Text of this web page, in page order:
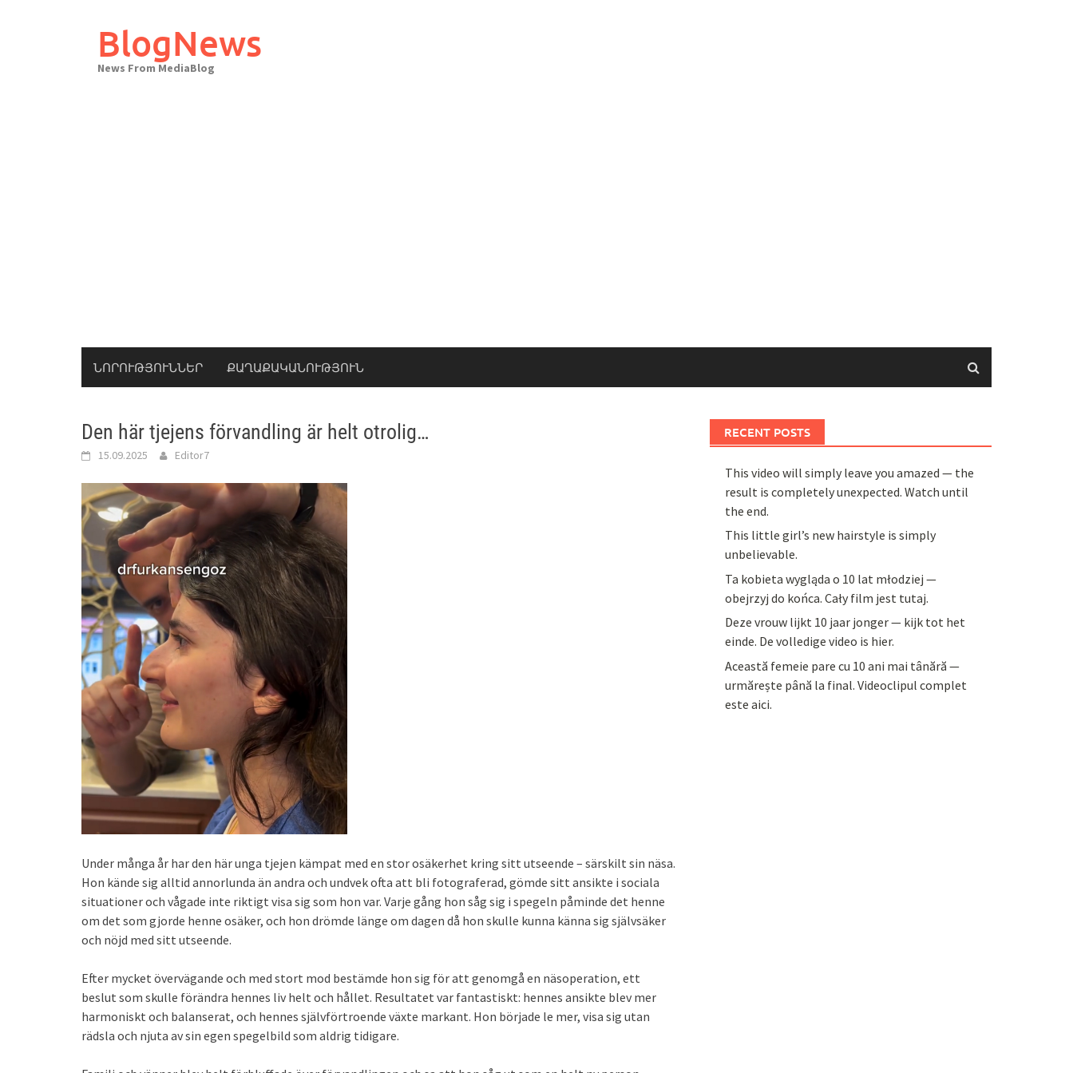
BlogNews
News From MediaBlog
ՆՈՐՈՒԹՅՈՒՆՆԵՐ ՔԱՂԱՔԱԿԱՆՈՒԹՅՈՒՆ
Den här tjejens förvandling är helt otrolig…
15.09.2025 Editor7
Under många år har den här unga tjejen kämpat med en stor osäkerhet kring sitt utseende – särskilt sin näsa.
Hon kände sig alltid annorlunda än andra och undvek ofta att bli fotograferad, gömde sitt ansikte i sociala
situationer och vågade inte riktigt visa sig som hon var. Varje gång hon såg sig i spegeln påminde det henne
om det som gjorde henne osäker, och hon drömde länge om dagen då hon skulle kunna känna sig självsäker
och nöjd med sitt utseende.
Efter mycket övervägande och med stort mod bestämde hon sig för att genomgå en näsoperation, ett
beslut som skulle förändra hennes liv helt och hållet. Resultatet var fantastiskt: hennes ansikte blev mer
harmoniskt och balanserat, och hennes självförtroende växte markant. Hon började le mer, visa sig utan
rädsla och njuta av sin egen spegelbild som aldrig tidigare.
RECENT POSTS
This video will simply leave you amazed — the
result is completely unexpected. Watch until
the end.
This little girl’s new hairstyle is simply
unbelievable.
Ta kobieta wygląda o 10 lat młodziej —
obejrzyj do końca. Cały film jest tutaj.
Deze vrouw lijkt 10 jaar jonger — kijk tot het
einde. De volledige video is hier.
Această femeie pare cu 10 ani mai tânără —
urmărește până la final. Videoclipul complet
este aici.